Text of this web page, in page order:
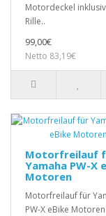
Motordeckel
Rille..
99,00€
Netto 83,19€
Motorfreilauf
Yamaha PW-X
Motoren
Motorfreilauf für
PW-X eBike Motoren